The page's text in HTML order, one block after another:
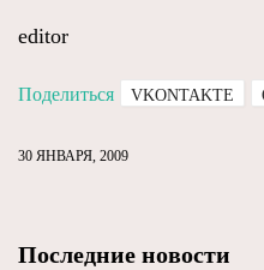
editor
Поделиться VKONTAKTE
30 ЯНВАРЯ, 2009
Последние новости